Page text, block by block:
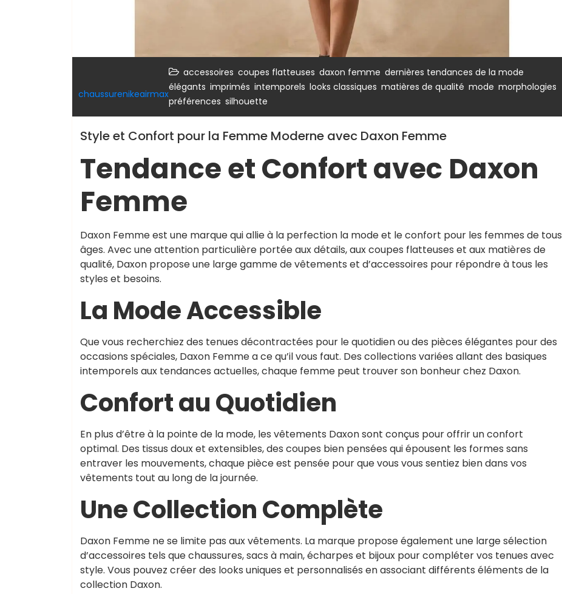
chaussurenikeairmax
accessoires coupes flatteuses daxon femme dernières tendances de la mode
élégants imprimés intemporels looks classiques matières de qualité mode morphologies
préférences silhouette
Style et Confort pour la Femme Moderne avec Daxon Femme
Tendance et Confort avec Daxon
Femme
Daxon Femme est une marque qui allie à la perfection la mode et le confort pour les femmes de tous
âges. Avec une attention particulière portée aux détails, aux coupes flatteuses et aux matières de
qualité, Daxon propose une large gamme de vêtements et d’accessoires pour répondre à tous les
styles et besoins.
La Mode Accessible
Que vous recherchiez des tenues décontractées pour le quotidien ou des pièces élégantes pour des
occasions spéciales, Daxon Femme a ce qu’il vous faut. Des collections variées allant des basiques
intemporels aux tendances actuelles, chaque femme peut trouver son bonheur chez Daxon.
Confort au Quotidien
En plus d’être à la pointe de la mode, les vêtements Daxon sont conçus pour offrir un confort
optimal. Des tissus doux et extensibles, des coupes bien pensées qui épousent les formes sans
entraver les mouvements, chaque pièce est pensée pour que vous vous sentiez bien dans vos
vêtements tout au long de la journée.
Une Collection Complète
Daxon Femme ne se limite pas aux vêtements. La marque propose également une large sélection
d’accessoires tels que chaussures, sacs à main, écharpes et bijoux pour compléter vos tenues avec
style. Vous pouvez créer des looks uniques et personnalisés en associant différents éléments de la
collection Daxon.